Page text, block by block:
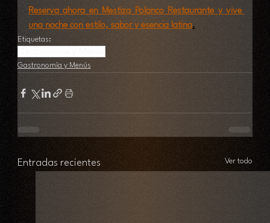
Reserva ahora en Mestiza Polanco Restaurante y vive
una noche con estilo, sabor y esencia latina.
Etiquetas:
Gastronomía y Menús
Entradas recientes Ver todo